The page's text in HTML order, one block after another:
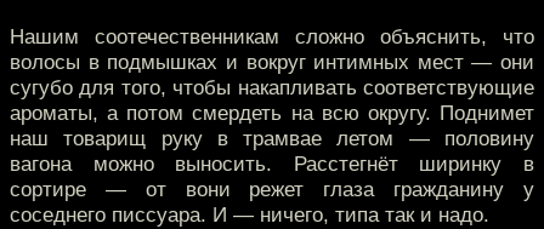
Нашим соотечественникам сложно объяснить, что
волосы в подмышках и вокруг интимных мест — они
сугубо для того, чтобы накапливать соответствующие
ароматы, а потом смердеть на всю округу. Поднимет
наш товарищ руку в трамвае летом — половину
вагона можно выносить. Расстегнёт ширинку в
сортире — от вони режет глаза гражданину у
соседнего писсуара. И — ничего, типа так и надо.